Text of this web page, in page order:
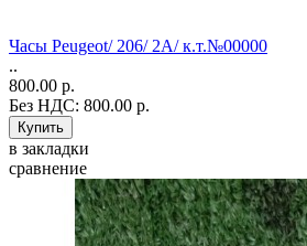
Часы Peugeot/ 206/ 2A/ к.т.№00000
..
800.00 р.
Без НДС: 800.00 р.
в закладки
сравнение